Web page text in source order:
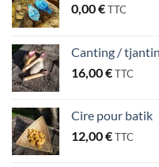
0,00€TTC
Canting /
16,00€TTC
Cire pour batik
12,00€TTC